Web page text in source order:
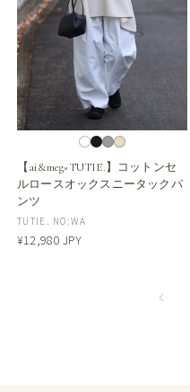
【ai&meg×TUTIE.】コットンセ
ルロースオックスニータックパ
ンツ
販
売
TUTIE. NO:WA
通
¥12,980 JPY